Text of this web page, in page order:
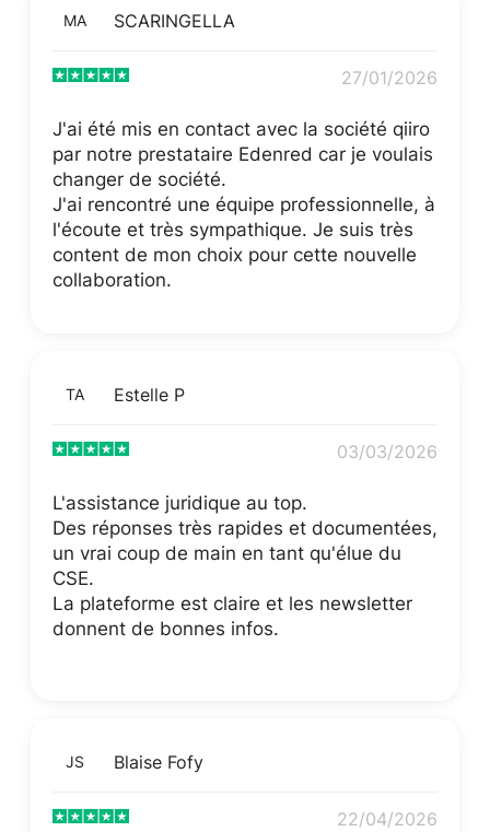
MA SCARINGELLA
27/01/2026
J'ai été mis en contact avec la société qiiro
par notre prestataire Edenred car je voulais
changer de société.
J'ai rencontré une équipe professionnelle, à
l'écoute et très sympathique. Je suis très
content de mon choix pour cette nouvelle
collaboration.
TA Estelle P
03/03/2026
L'assistance juridique au top.
Des réponses très rapides et documentées,
un vrai coup de main en tant qu'élue du
CSE.
La plateforme est claire et les newsletter
donnent de bonnes infos.
JS Blaise Fofy
22/04/2026